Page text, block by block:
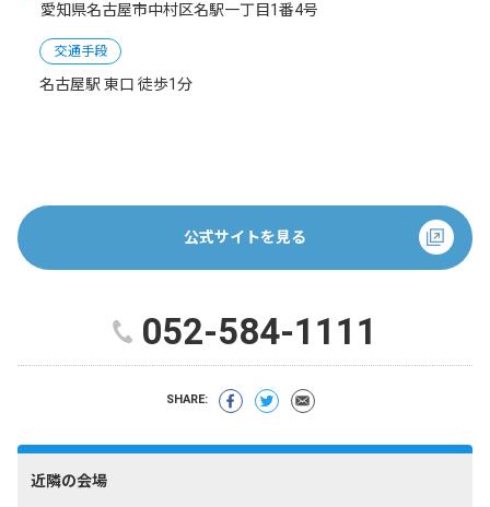
愛知県名古屋市中村区名駅一丁目1番4号
交通手段
名古屋駅 東口 徒歩1分
公式サイトを見る
052-584-1111
SHARE:
近隣の会場